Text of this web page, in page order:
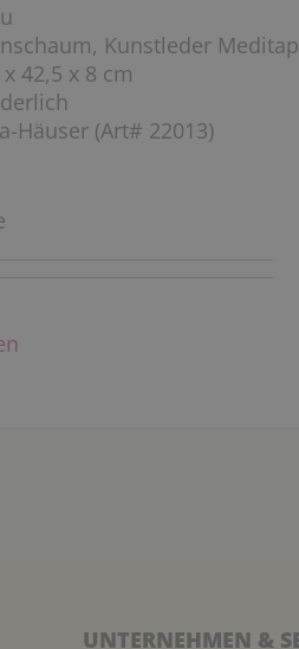
Kunstleder Meditap
42,5 x 8 cm
Häuser (Art# 22013)
UNTERNEHMEN &